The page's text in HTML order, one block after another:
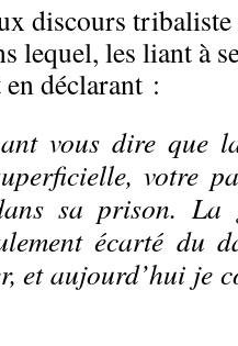
discours
lequel, les liant à
déclarant :
vous dire que
votre
sa prison. La
écarté du
et aujourd’hui je